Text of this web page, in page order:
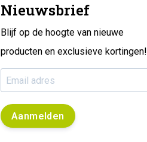
Nieuwsbrief
Blijf op de hoogte van nieuwe
producten en exclusieve kortingen!
Aanmelden